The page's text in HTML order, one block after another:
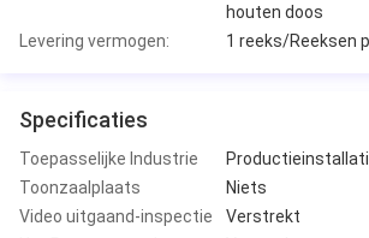
houten doos
Levering vermogen:
1 reeks/Reeksen
Specificaties
Toepasselijke Industrie
Toonzaalplaats
Niets
Video uitgaand-inspectie
Verstrekt